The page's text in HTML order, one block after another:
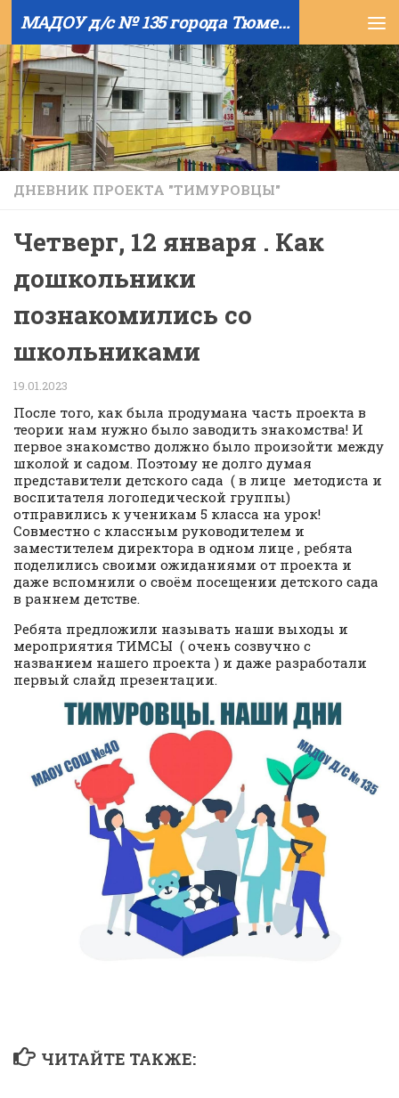
Skip to content МАДОУ д/с № 135 города Тюмени
ДНЕВНИК ПРОЕКТА "ТИМУРОВЦЫ"
Четверг, 12 января . Как
дошкольники
познакомились со
школьниками
19.01.2023
После того, как была продумана часть проекта в
теории нам нужно было заводить знакомства! И
первое знакомство должно было произойти между
школой и садом. Поэтому не долго думая
представители детского сада ( в лице методиста и
воспитателя логопедической группы)
отправились к ученикам 5 класса на урок!
Совместно с классным руководителем и
заместителем директора в одном лице , ребята
поделились своими ожиданиями от проекта и
даже вспомнили о своём посещении детского сада
в раннем детстве.
Ребята предложили называть наши выходы и
мероприятия ТИМСЫ ( очень созвучно с
названием нашего проекта ) и даже разработали
первый слайд презентации.
ЧИТАЙТЕ ТАКЖЕ: